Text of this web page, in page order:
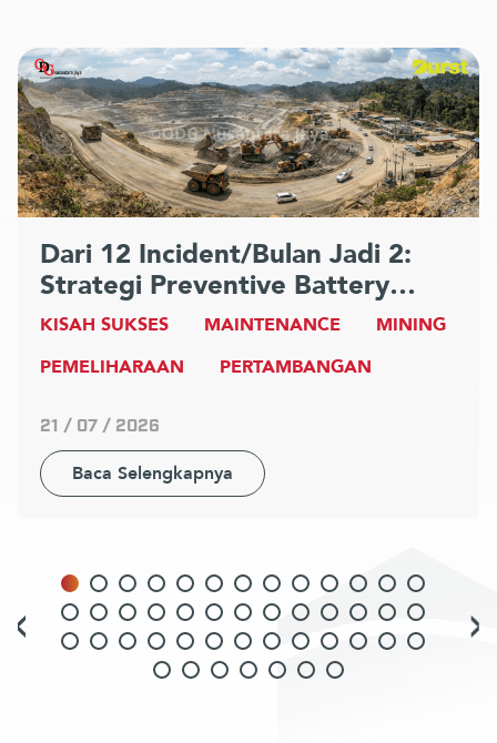
Dari 12 Incident/Bulan Jadi 2:
Strategi Preventive Battery
Maintenance 24V di Tambang
KISAH SUKSES MAINTENANCE
MINING
PEMELIHARAAN
PERTAMBANGAN
21 / 07 / 2026
Baca Selengkapnya